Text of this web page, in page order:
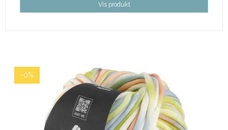
Vis produkt
-0%